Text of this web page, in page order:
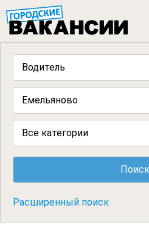
Все категории
Расширенный поиск